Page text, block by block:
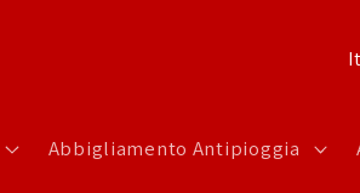
Abbigliamento Antipioggia